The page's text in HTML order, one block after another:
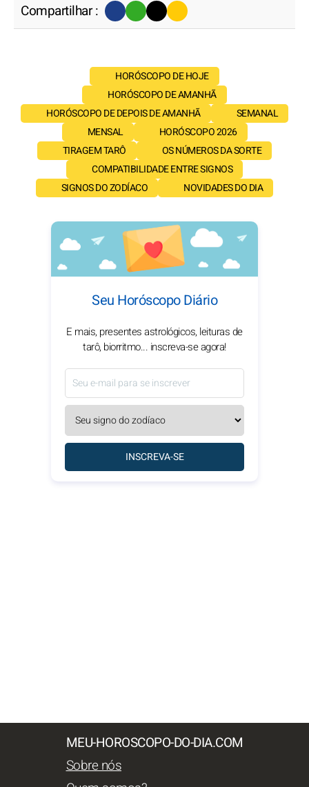
Compartilhar :
HORÓSCOPO DE HOJE
HORÓSCOPO DE AMANHÃ
HORÓSCOPO DE DEPOIS DE AMANHÃ
SEMANAL
MENSAL
HORÓSCOPO 2026
TIRAGEM TARÔ
OS NÚMEROS DA SORTE
COMPATIBILIDADE ENTRE SIGNOS
SIGNOS DO ZODÍACO
NOVIDADES DO DIA
Seu Horóscopo Diário
E mais, presentes astrológicos, leituras de
tarô, biorritmo... inscreva-se agora!
INSCREVA-SE
MEU-HOROSCOPO-DO-DIA.COM
Sobre nós